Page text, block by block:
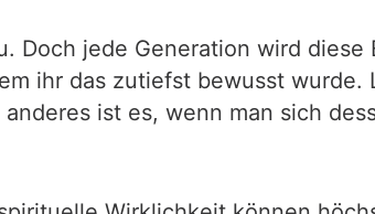
Doch jede Generation wird
ihr das zutiefst bewusst
ist es, wenn man sich